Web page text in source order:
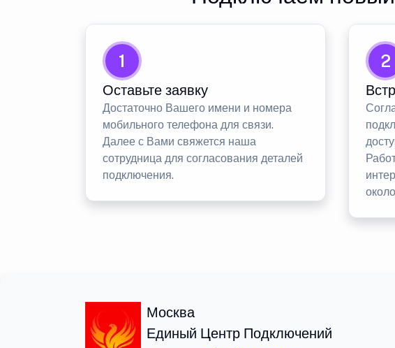
1
Оставьте заявку
Достаточно Вашего имени и номера
мобильного телефона для связи.
Далее с Вами свяжется наша
сотрудница для согласования деталей
подключения.
2
Москва
Единый Центр Подключений